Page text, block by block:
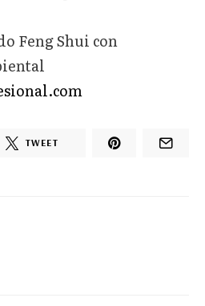
Feng Shui con
TWEET